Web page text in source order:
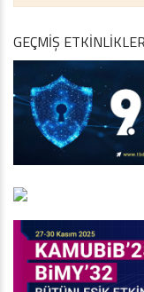
GEÇMİŞ ETKİNLİKLER